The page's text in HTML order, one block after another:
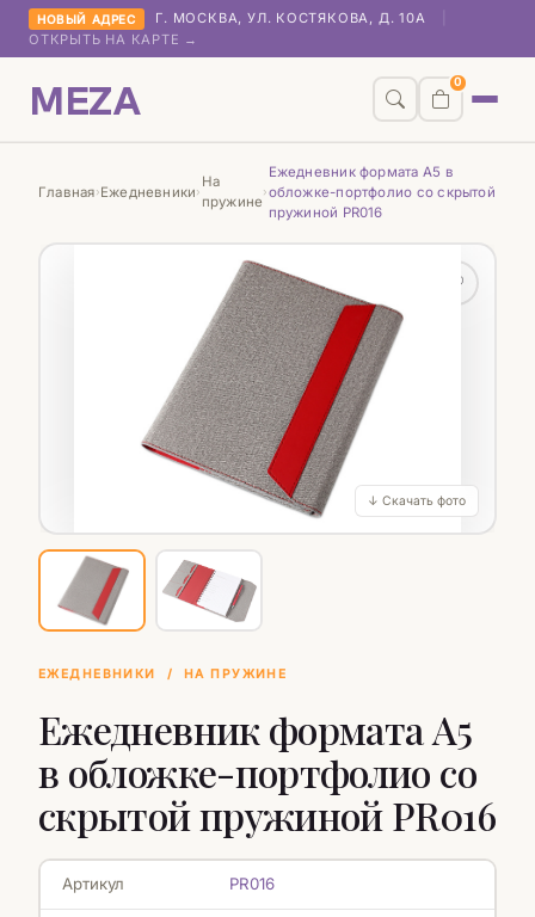
НОВЫЙ АДРЕС Г. МОСКВА, УЛ. КОСТЯКОВА, Д. 10А
ОТКРЫТЬ НА КАРТЕ →
MEZA 0
Главная›Ежедневники›
На
пружине
›
Ежедневник формата А5 в
обложке-портфолио со скрытой
пружиной PR016
♡
↓ Скачать фото
ЕЖЕДНЕВНИКИ / НА ПРУЖИНЕ
Ежедневник формата А5
в обложке-портфолио со
скрытой пружиной PR016
Артикул PR016